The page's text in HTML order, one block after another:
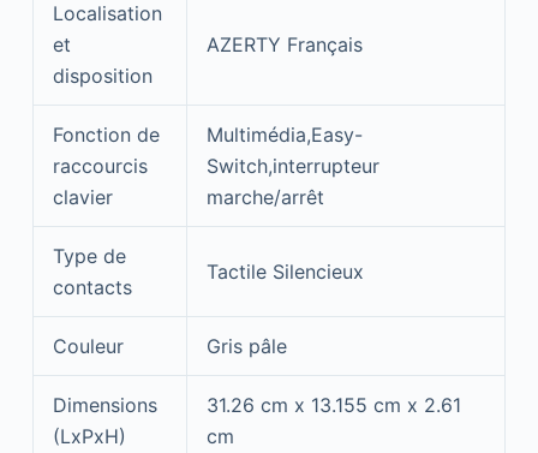
Localisation
et
disposition
AZERTY Français
Fonction de
raccourcis
clavier
Multimédia,Easy-
Switch,interrupteur
marche/arrêt
Type de
contacts
Tactile Silencieux
Couleur Gris pâle
Dimensions
(LxPxH)
31.26 cm x 13.155 cm x 2.61
cm